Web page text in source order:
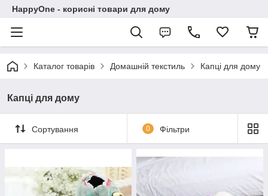
HappyOne - корисні товари для дому
Каталог товарів Домашній текстиль Капці для дому
Капці для дому
Сортування 0 Фільтри